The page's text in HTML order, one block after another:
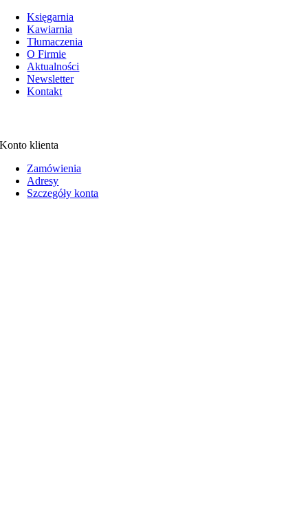
Księgarnia
Kawiarnia
Tłumaczenia
O Firmie
Aktualności
Newsletter
Kontakt
Konto klienta
Zamówienia
Adresy
Szczegóły konta